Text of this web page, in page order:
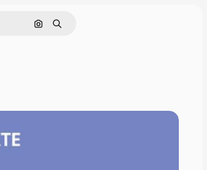
Cerca per immagine
Ricerca